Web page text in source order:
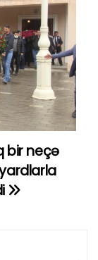
bir neçə